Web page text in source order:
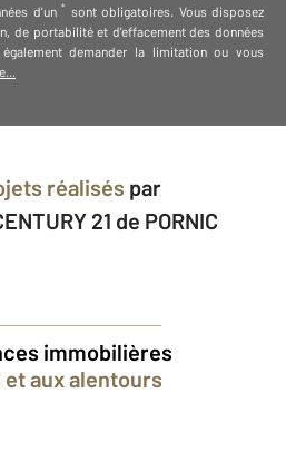
d'un * sont obligatoires. Vous disposez
de portabilité et d'effacement des données
demander la limitation ou vous
réalisés par
21 de PORNIC
immobilières
et aux alentours